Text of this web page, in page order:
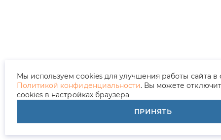
Мы используем cookies для улучшения работы сайта в
Политикой конфиденциальности. Вы можете
cookies в настройках браузера
ПРИНЯТЬ